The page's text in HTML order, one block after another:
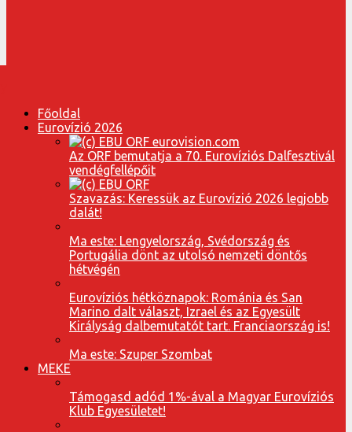
Főoldal
Eurovízió 2026
Az ORF bemutatja a 70. Eurovíziós Dalfesztivál
vendégfellépőit
Szavazás: Keressük az Eurovízió 2026 legjobb
dalát!
Ma este: Lengyelország, Svédország és
Portugália dönt az utolsó nemzeti döntős
hétvégén
Eurovíziós hétköznapok: Románia és San
Marino dalt választ, Izrael és az Egyesült
Királyság dalbemutatót tart. Franciaország is!
Ma este: Szuper Szombat
MEKE
Támogasd adód 1%-ával a Magyar Eurovíziós
Klub Egyesületet!